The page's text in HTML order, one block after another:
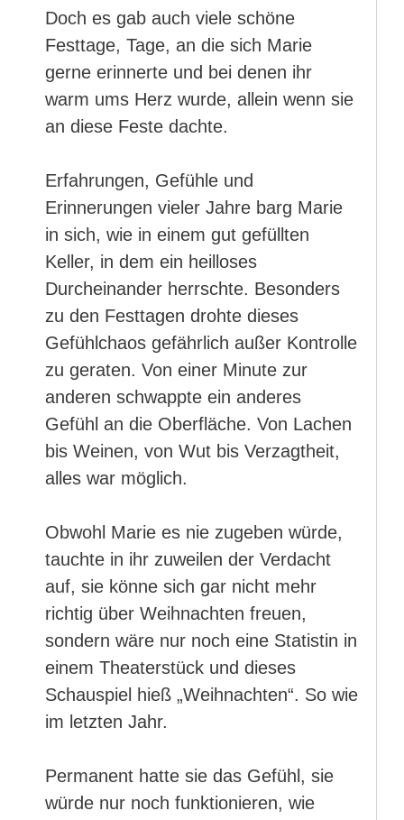
Doch es gab auch viele schöne
Festtage, Tage, an die sich Marie
gerne erinnerte und bei denen ihr
warm ums Herz wurde, allein wenn sie
an diese Feste dachte.
Erfahrungen, Gefühle und
Erinnerungen vieler Jahre barg Marie
in sich, wie in einem gut gefüllten
Keller, in dem ein heilloses
Durcheinander herrschte. Besonders
zu den Festtagen drohte dieses
Gefühlchaos gefährlich außer Kontrolle
zu geraten. Von einer Minute zur
anderen schwappte ein anderes
Gefühl an die Oberfläche. Von Lachen
bis Weinen, von Wut bis Verzagtheit,
alles war möglich.
Obwohl Marie es nie zugeben würde,
tauchte in ihr zuweilen der Verdacht
auf, sie könne sich gar nicht mehr
richtig über Weihnachten freuen,
sondern wäre nur noch eine Statistin in
einem Theaterstück und dieses
Schauspiel hieß „Weihnachten“. So wie
im letzten Jahr.
Permanent hatte sie das Gefühl, sie
würde nur noch funktionieren, wie